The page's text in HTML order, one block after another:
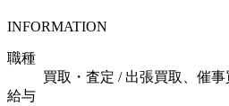
INFORMATION
職種
買取・査定 / 出張買取、催
給与